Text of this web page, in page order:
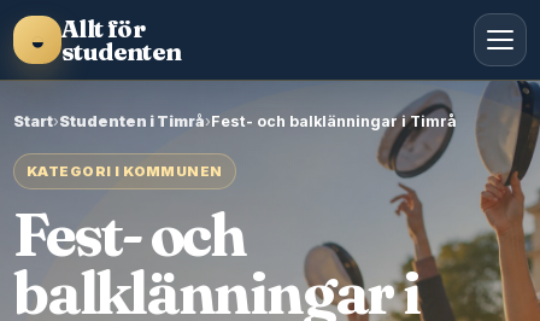
◒ Allt för
studenten
Start›Studenten i Timrå›Fest- och balklänningar i Timrå
KATEGORI I KOMMUNEN
Fest- och
balklänningar i